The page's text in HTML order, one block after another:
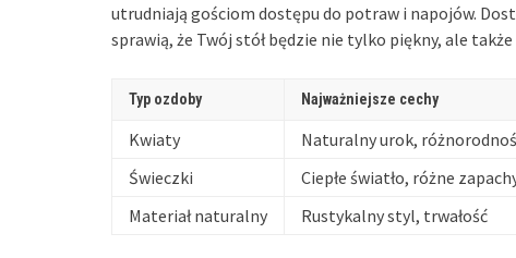
utrudniają gościom dostępu do potraw i napojów.
sprawią, że Twój stół będzie nie tylko piękny, ale
Typ ozdoby Najważniejsze cechy
Kwiaty Naturalny urok,
Świeczki
Ciepłe światło, różne
Materiał naturalny
Rustykalny styl, trwałość